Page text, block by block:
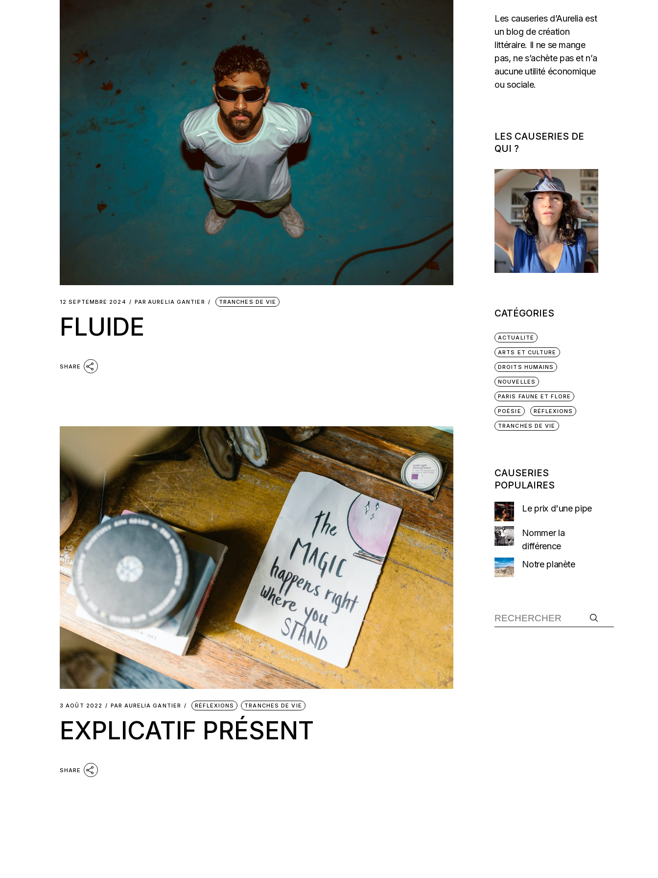
12 SEPTEMBRE 2024 PAR AURELIA GANTIER TRANCHES DE VIE
FLUIDE
SHARE
3 AOÛT 2022 PAR AURELIA GANTIER RÉFLEXIONS TRANCHES DE VIE
EXPLICATIF PRÉSENT
SHARE
Les causeries d’Aurelia est
un blog de création
littéraire. Il ne se mange
pas, ne s’achète pas et n’a
aucune utilité économique
ou sociale.
LES CAUSERIES DE
QUI ?
CATÉGORIES
ACTUALITÉ
ARTS ET CULTURE
DROITS HUMAINS
NOUVELLES
PARIS FAUNE ET FLORE
POÉSIE RÉFLEXIONS
TRANCHES DE VIE
CAUSERIES
POPULAIRES
Le prix d'une pipe
Nommer la
différence
Notre planète
Recherche :